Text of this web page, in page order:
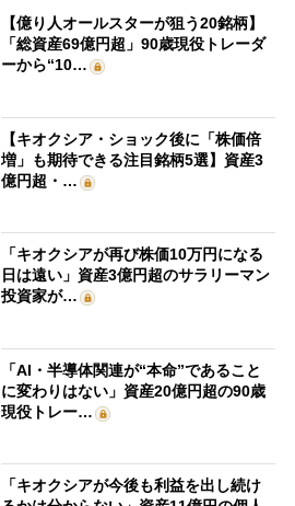
【億り人オールスターが狙う20銘柄】
「総資産69億円超」90歳現役トレーダ
ーから“10…
【キオクシア・ショック後に「株価倍
増」も期待できる注目銘柄5選】資産3
億円超・…
「キオクシアが再び株価10万円になる
日は遠い」資産3億円超のサラリーマン
投資家が…
「AI・半導体関連が“本命”であること
に変わりはない」資産20億円超の90歳
現役トレー…
「キオクシアが今後も利益を出し続け